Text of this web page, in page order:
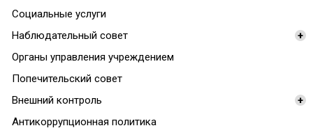
Социальные услуги
Наблюдательный совет
+
Органы управления учреждением
Попечительский совет
Внешний контроль
+
Антикоррупционная политика